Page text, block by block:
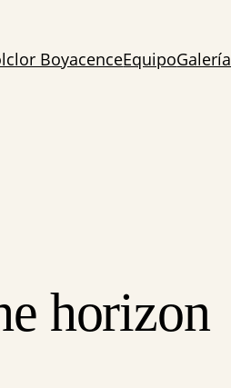
BoyacenceEquipoGalería
horizon